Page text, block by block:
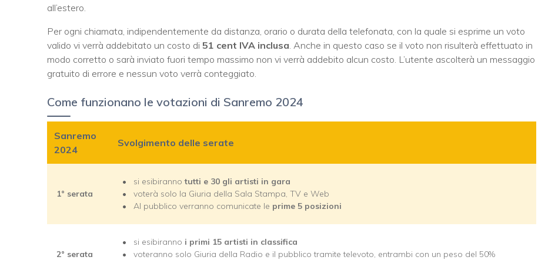
all’estero.
Per ogni chiamata, indipendentemente da distanza, orario o durata della telefonata, con la quale si esprime un voto
valido vi verrà addebitato un costo di 51 cent IVA inclusa . Anche in questo caso se il voto non risulterà effettuato in
modo corretto o sarà inviato fuori tempo massimo non vi verrà addebito alcun costo. L’utente ascolterà un messaggio
gratuito di errore e nessun voto verrà conteggiato.
Come funzionano le votazioni di Sanremo 2024
Sanremo
2024
Svolgimento delle serate
1° serata
si esibirannotutti e 30 gli artisti in gara
voterà solo la Giuria della Sala Stampa, TV e Web
Al pubblico verranno comunicate le prime 5 posizioni
2° serata
si esibiranno i primi 15 artisti in classifica
voteranno solo Giuria della Radio e il pubblico tramite televoto, entrambi con un peso del 50%